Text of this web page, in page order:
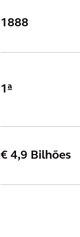
1888
1ª
€ 4,9 Bilhões